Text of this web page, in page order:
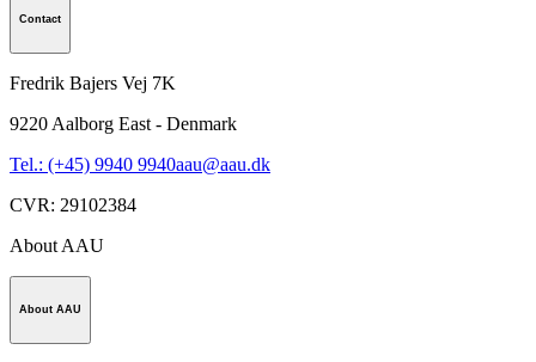
Contact
Fredrik Bajers Vej 7K
9220 Aalborg East - Denmark
Tel.: (+45) 9940 9940aau@aau.dk
CVR: 29102384
About AAU
About AAU